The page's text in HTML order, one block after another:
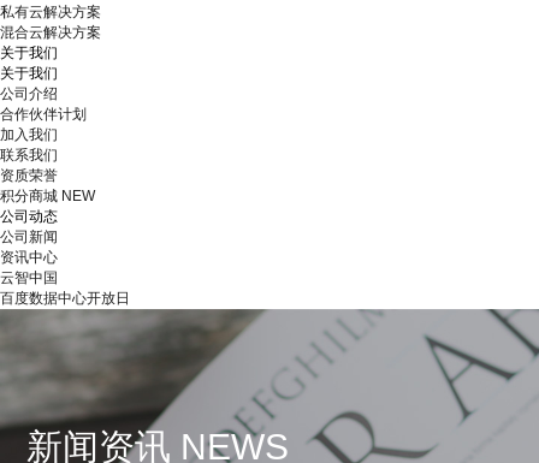
私有云解决方案
混合云解决方案
关于我们
关于我们
公司介绍
合作伙伴计划
加入我们
联系我们
资质荣誉
积分商城 NEW
公司动态
公司新闻
资讯中心
云智中国
百度数据中心开放日
新闻资讯 NEWS